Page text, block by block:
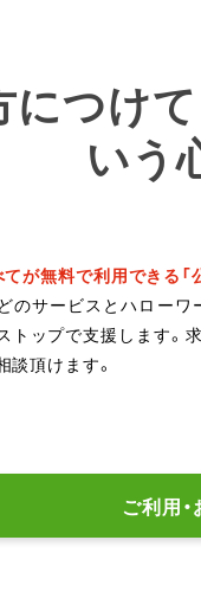
つけて
いう
が無料で利用できる「
のサービスとハロー
ップで支援します。
頂けます。
ご利用